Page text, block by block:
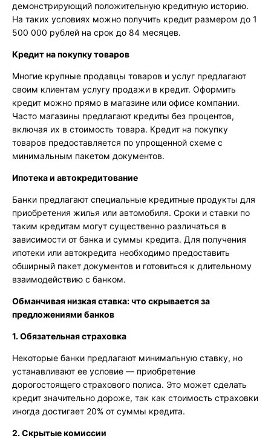
демонстрирующий положительную кредитную историю.
На таких условиях можно получить кредит размером до 1
500 000 рублей на срок до 84 месяцев.
Кредит на покупку товаров
Многие крупные продавцы товаров и услуг предлагают
своим клиентам услугу продажи в кредит. Оформить
кредит можно прямо в магазине или офисе компании.
Часто магазины предлагают кредиты без процентов,
включая их в стоимость товара. Кредит на покупку
товаров предоставляется по упрощенной схеме с
минимальным пакетом документов.
Ипотека и автокредитование
Банки предлагают специальные кредитные продукты для
приобретения жилья или автомобиля. Сроки и ставки по
таким кредитам могут существенно различаться в
зависимости от банка и суммы кредита. Для получения
ипотеки или автокредита необходимо предоставить
обширный пакет документов и готовиться к длительному
взаимодействию с банком.
Обманчивая низкая ставка: что скрывается за
предложениями банков
1. Обязательная страховка
Некоторые банки предлагают минимальную ставку, но
устанавливают ее условие — приобретение
дорогостоящего страхового полиса. Это может сделать
кредит значительно дороже, так как стоимость страховки
иногда достигает 20% от суммы кредита.
2. Скрытые комиссии